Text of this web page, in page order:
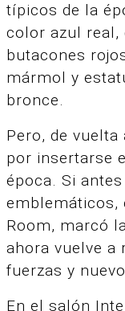
típicos de la
color azul real,
butacones
mármol y
bronce.
Pero, de
por insertarse
época. Si
emblemáticos,
Room, marcó
ahora vuelve a
fuerzas y
En el salón